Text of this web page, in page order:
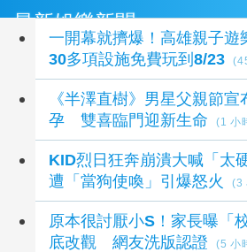
最新娛樂新聞
一開幕就擠爆！高雄親子
30多項設施免費玩到8/23
《半澤直樹》男星父親節
孕 雙喜臨門迎新生命
(1 小
KID烈日狂奔崩潰大喊「
遭「當狗使喚」引爆怒火
(3
原本很討厭小S！家長曝「
底改觀 網友洗版認證
(5 小